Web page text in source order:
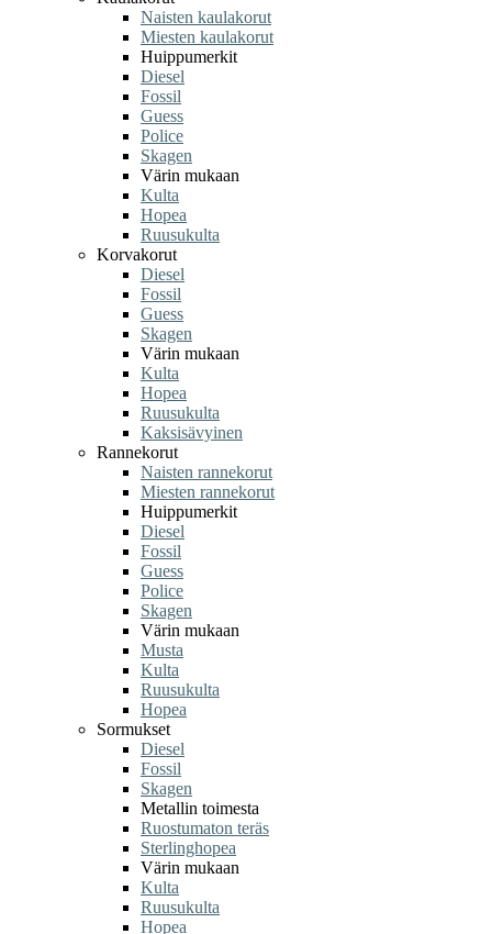
Naisten kaulakorut
Miesten kaulakorut
Huippumerkit
Diesel
Fossil
Guess
Police
Skagen
Värin mukaan
Kulta
Hopea
Ruusukulta
Korvakorut
Diesel
Fossil
Guess
Skagen
Värin mukaan
Kulta
Hopea
Ruusukulta
Kaksisävyinen
Rannekorut
Naisten rannekorut
Miesten rannekorut
Huippumerkit
Diesel
Fossil
Guess
Police
Skagen
Värin mukaan
Musta
Kulta
Ruusukulta
Hopea
Sormukset
Diesel
Fossil
Skagen
Metallin toimesta
Ruostumaton teräs
Sterlinghopea
Värin mukaan
Kulta
Ruusukulta
Hopea